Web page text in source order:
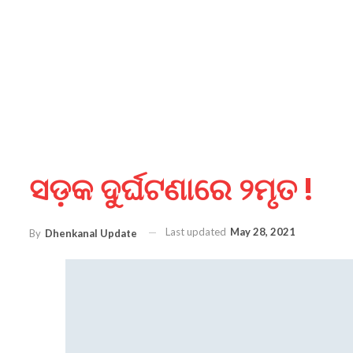
ସଡ଼କ ଦୁର୍ଘଟଣାରେ ୨ମୃତ !
By Dhenkanal Update Last updated May 28, 2021